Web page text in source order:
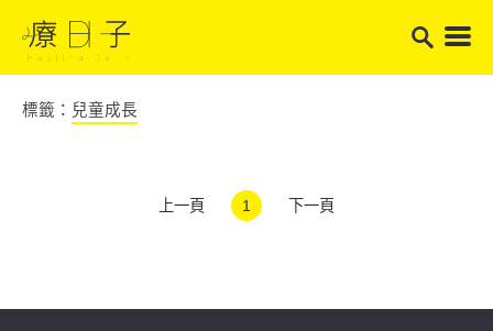
標籤： 兒童成長
上一頁 1 下一頁